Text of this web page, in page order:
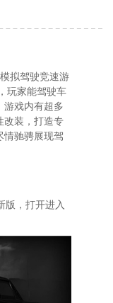
拟驾驶竞速游
玩家能驾驶车
游戏内有超多
改装，打造专
情驰骋展现驾
版，打开进入